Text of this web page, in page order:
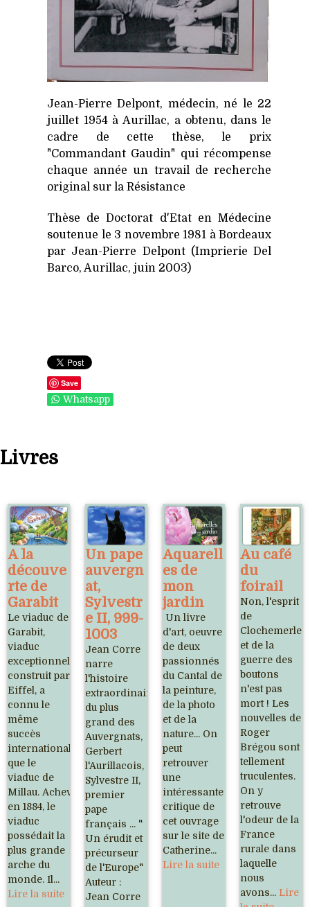
Jean-Pierre Delpont, médecin, né le 22
juillet 1954 à Aurillac, a obtenu, dans le
cadre de cette thèse, le prix
"Commandant Gaudin" qui récompense
chaque année un travail de recherche
original sur la Résistance
Thèse de Doctorat d'Etat en Médecine
soutenue le 3 novembre 1981 à Bordeaux
par Jean-Pierre Delpont (Imprierie Del
Barco, Aurillac, juin 2003)
Save
Whatsapp
Livres
A la
découve
rte de
Garabit
Le viaduc de
Garabit,
viaduc
exceptionnel,
construit par
Eiffel, a
connu le
même
succès
international
que le
viaduc de
Millau. Achevé
en 1884, le
viaduc
possédait la
plus grande
arche du
monde. Il...
Lire la suite
Un pape
auvergn
at,
Sylvestr
e II, 999-
1003
Jean Corre
narre
l'histoire
extraordinaire
du plus
grand des
Auvergnats,
Gerbert
l'Aurillacois,
Sylvestre II,
premier
pape
français ... "
Un érudit et
précurseur
de l'Europe"
Auteur :
Jean Corre
Aquarell
es de
mon
jardin
Un livre
d'art, oeuvre
de deux
passionnés
du Cantal de
la peinture,
de la photo
et de la
nature... On
peut
retrouver
une
intéressante
critique de
cet ouvrage
sur le site de
Catherine...
Lire la suite
Au café
du
foirail
Non, l'esprit
de
Clochemerle
et de la
guerre des
boutons
n'est pas
mort ! Les
nouvelles de
Roger
Brégou sont
tellement
truculentes.
On y
retrouve
l'odeur de la
France
rurale dans
laquelle
nous
avons... Lire